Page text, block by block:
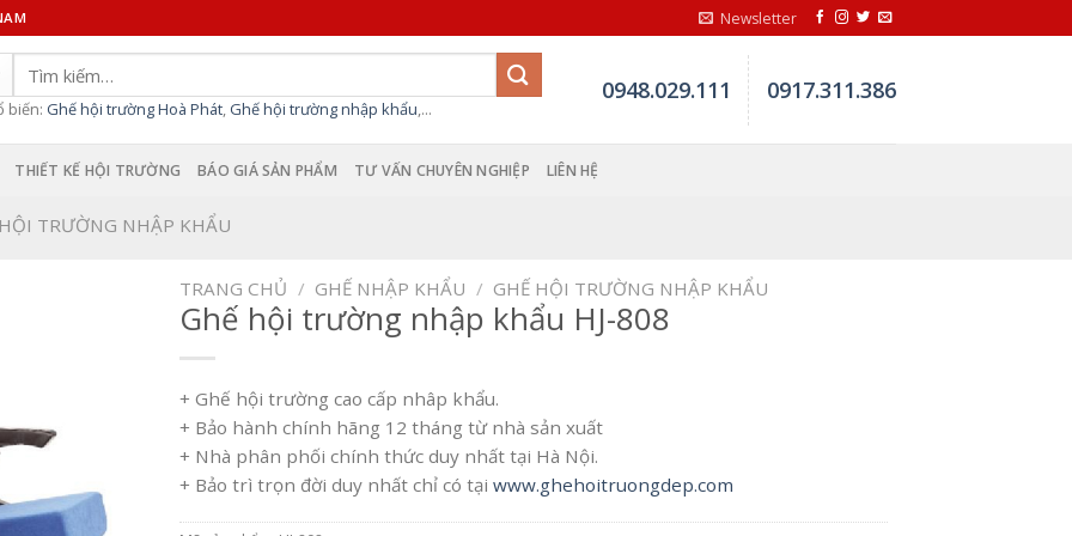
Newsletter
Tìm
kiếm:
biến: Ghế hội trường Hoà Phát, Ghế hội trường nhập khẩu,...
0948.029.111 0917.311.386
THIẾT KẾ HỘI TRƯỜNG BÁO GIÁ SẢN PHẨM TƯ VẤN CHUYÊN NGHIỆP LIÊN HỆ
TRƯỜNG NHẬP KHẨU
TRANG CHỦ / GHẾ NHẬP KHẨU / GHẾ HỘI TRƯỜNG NHẬP KHẨU
Ghế hội trường nhập khẩu HJ-808
+ Ghế hội trường cao cấp nhâp khẩu.
+ Bảo hành chính hãng 12 tháng từ nhà sản xuất
+ Nhà phân phối chính thức duy nhất tại Hà Nội.
+ Bảo trì trọn đời duy nhất chỉ có tạiwww.ghehoitruongdep.com